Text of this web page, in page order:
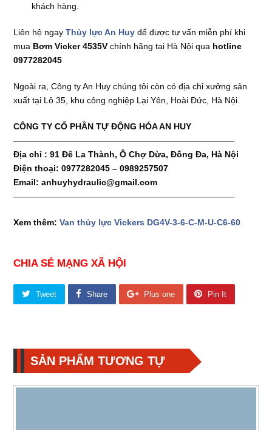
khách hàng.
Liên hệ ngayThủy lực An Huy để được tư vấn miễn phí khi
mua Bơm Vicker 4535V chính hãng tại Hà Nội qua hotline
0977282045
Ngoài ra, Công ty An Huy chúng tôi còn có địa chỉ xưởng sản
xuất tại Lô 35, khu công nghiệp Lại Yên, Hoài Đức, Hà Nội.
CÔNG TY CỔ PHẦN TỰ ĐỘNG HÓA AN HUY
——————————————————————————
Địa chỉ : 91 Đê La Thành, Ô Chợ Dừa, Đống Đa, Hà Nội
Điện thoại: 0977282045 – 0989257507
Email: anhuyhydraulic@gmail.com
——————————————————————————
Xem thêm:Van thủy lực Vickers DG4V-3-6-C-M-U-C6-60
CHIA SẺ MẠNG XÃ HỘI
Tweet Share Plus one Pin It
SẢN PHẨM TƯƠNG TỰ